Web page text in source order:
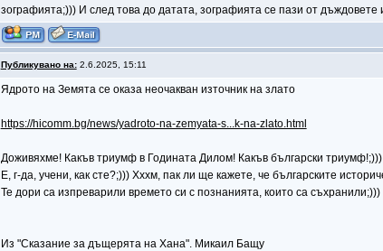
зографията;))) И след това до датата, зографията се пази от дъждовете
Публикувано на:2.6.2025, 15:11
Ядрото на Земята се оказа неочакван източник на злато
https://hicomm.bg/news/yadroto-na-zemyata-s...k-na-zlato.html
Доживяхме! Какъв триумф в Годината Дилом! Какъв български
Е, г-да, учени, как сте?;))) Хххм, пак ли ще кажете, че българските
Те дори са изпреварили времето си с познанията, които са съхранили;)))
Из "Сказание за дъщерята на Хана". Микаил Бащу